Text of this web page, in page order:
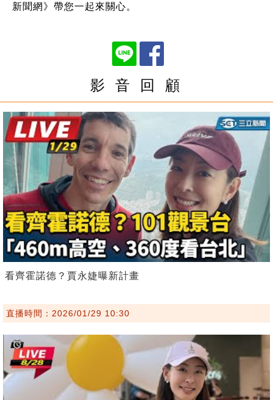
新聞網》帶您一起來關心。
影 音 回 顧
看齊霍諾德？賈永婕曝新計畫
直播時間：2026/01/29 10:30